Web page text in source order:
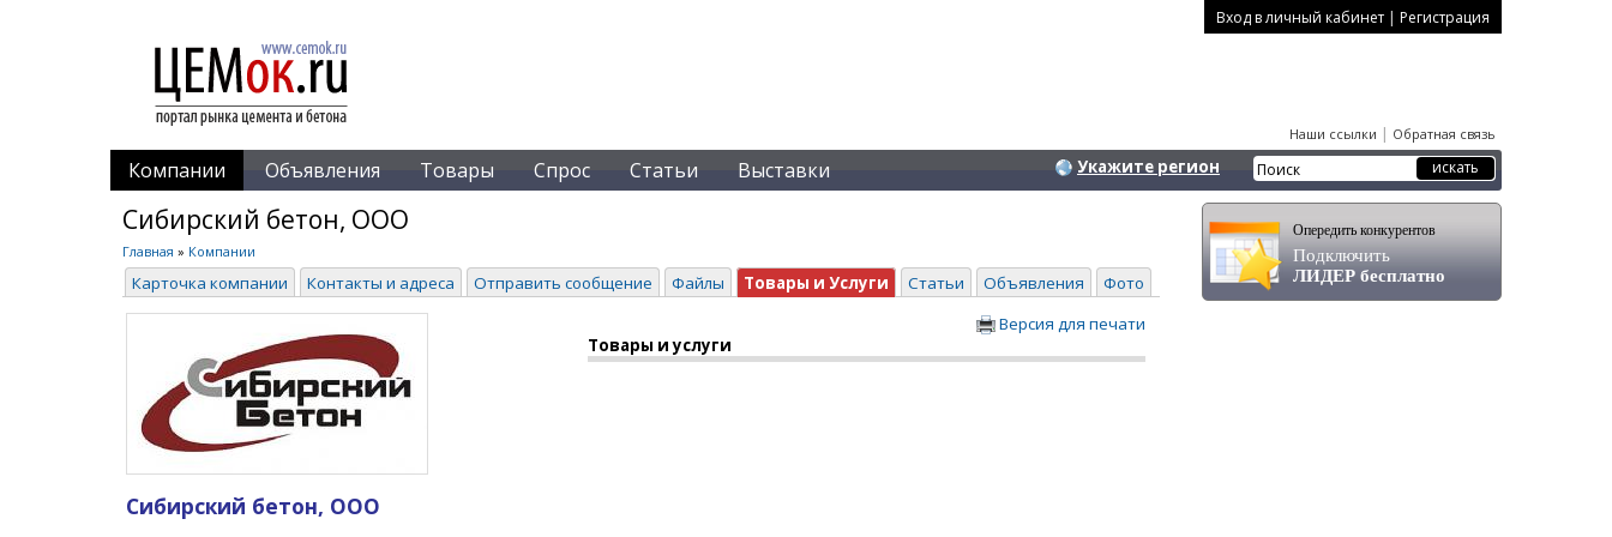
Вход в личный кабинет | Регистрация
Наши ссылки | Обратная связь
Компании Объявления Товары Спрос Статьи Выставки Укажите регион
Сибирский бетон, ООО
Главная » Компании
Карточка компании Контакты и адреса Отправить сообщение Файлы Товары и Услуги Статьи Объявления Фото
Сибирский бетон, ООО
Версия для печати
Товары и услуги
Опередить конкурентов
Подключить
ЛИДЕР бесплатно